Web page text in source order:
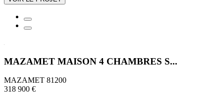
MAZAMET MAISON 4 CHAMBRES S...
MAZAMET 81200
318 900 €